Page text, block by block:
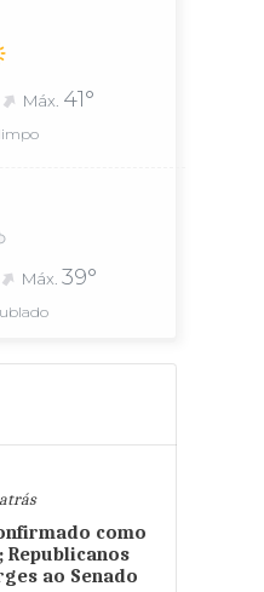
Máx. 41°
Máx.39°
como
Republicanos
ao Senado